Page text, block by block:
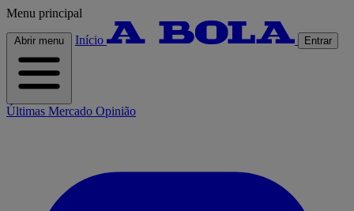
Menu principal
Abrir menu Início Entrar
Últimas Mercado Opinião